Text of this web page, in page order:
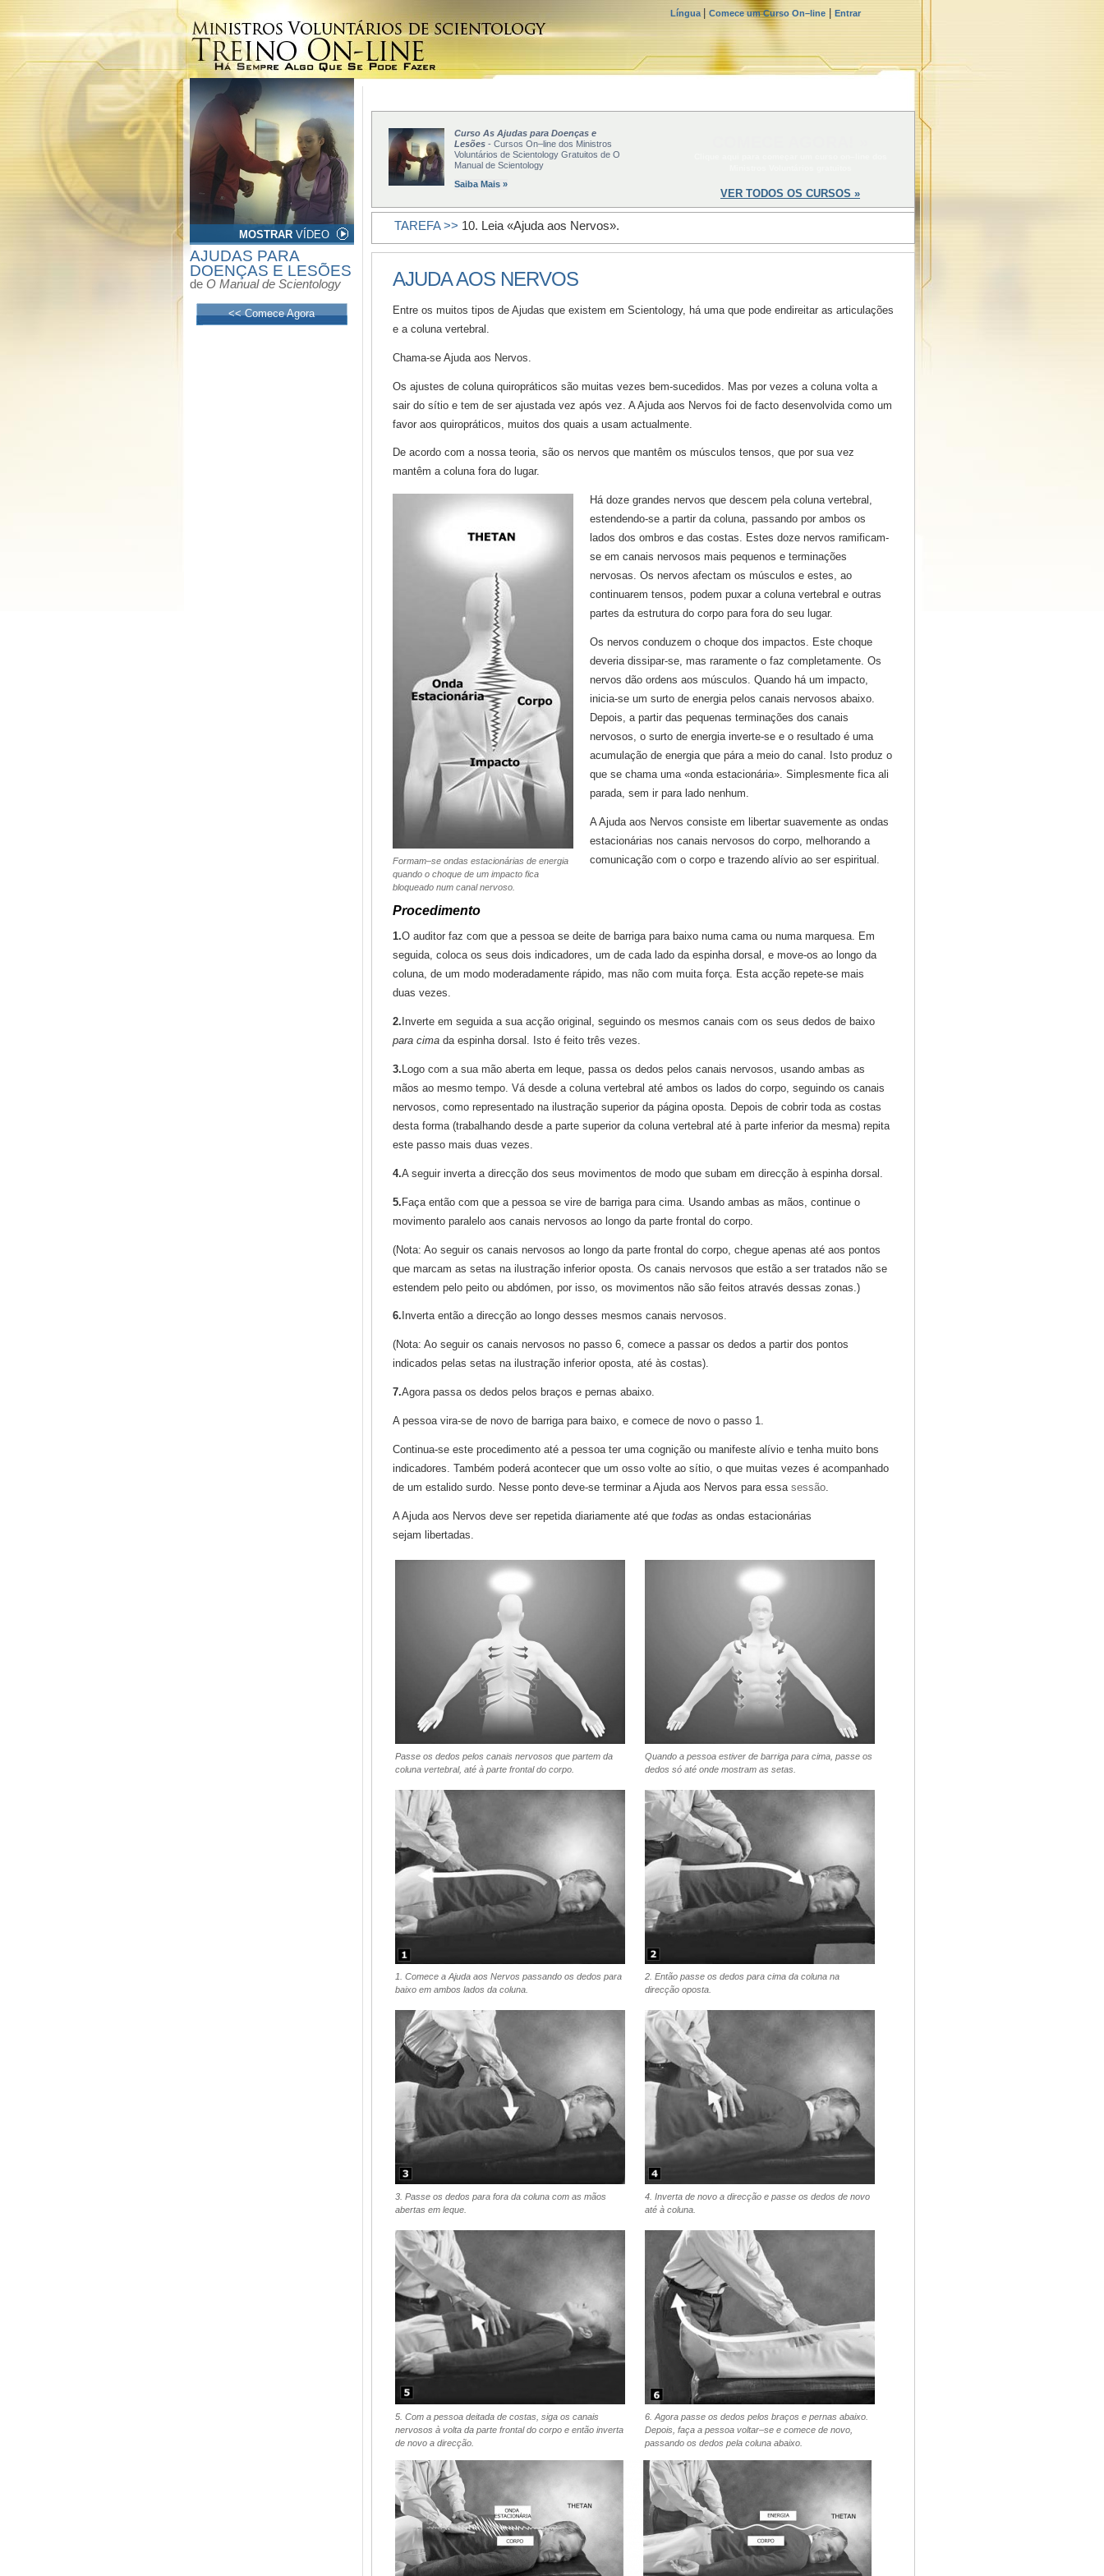
Língua Comece um Curso On–line Entrar
MOSTRARVÍDEO
AJUDAS PARA
DOENÇAS E LESÕES
de O Manual de Scientology
<< Comece Agora
Curso As Ajudas para Doenças e
Lesões- Cursos On–line dos Ministros
Voluntários de Scientology Gratuitos de O
Manual de Scientology
Saiba Mais »
VER TODOS OS CURSOS »
TAREFA >> 10. Leia «Ajuda aos Nervos».
AJUDA AOS NERVOS
Entre os muitos tipos de Ajudas que existem em Scientology, há uma que pode endireitar as articulações
e a coluna vertebral.
Chama-se Ajuda aos Nervos.
Os ajustes de coluna quiropráticos são muitas vezes bem-sucedidos. Mas por vezes a coluna volta a
sair do sítio e tem de ser ajustada vez após vez. A Ajuda aos Nervos foi de facto desenvolvida como um
favor aos quiropráticos, muitos dos quais a usam actualmente.
De acordo com a nossa teoria, são os nervos que mantêm os músculos tensos, que por sua vez
mantêm a coluna fora do lugar.
Formam–se ondas estacionárias de energia
quando o choque de um impacto fica
bloqueado num canal nervoso.
Há doze grandes nervos que descem pela coluna vertebral,
estendendo-se a partir da coluna, passando por ambos os
lados dos ombros e das costas. Estes doze nervos ramificam-
se em canais nervosos mais pequenos e terminações
nervosas. Os nervos afectam os músculos e estes, ao
continuarem tensos, podem puxar a coluna vertebral e outras
partes da estrutura do corpo para fora do seu lugar.
Os nervos conduzem o choque dos impactos. Este choque
deveria dissipar-se, mas raramente o faz completamente. Os
nervos dão ordens aos músculos. Quando há um impacto,
inicia-se um surto de energia pelos canais nervosos abaixo.
Depois, a partir das pequenas terminações dos canais
nervosos, o surto de energia inverte-se e o resultado é uma
acumulação de energia que pára a meio do canal. Isto produz o
que se chama uma «onda estacionária». Simplesmente fica ali
parada, sem ir para lado nenhum.
A Ajuda aos Nervos consiste em libertar suavemente as ondas
estacionárias nos canais nervosos do corpo, melhorando a
comunicação com o corpo e trazendo alívio ao ser espiritual.
Procedimento
1.O auditor faz com que a pessoa se deite de barriga para baixo numa cama ou numa marquesa. Em
seguida, coloca os seus dois indicadores, um de cada lado da espinha dorsal, e move-os ao longo da
coluna, de um modo moderadamente rápido, mas não com muita força. Esta acção repete-se mais
duas vezes.
2. Inverte em seguida a sua acção original, seguindo os mesmos canais com os seus dedos de baixo
para cimada espinha dorsal. Isto é feito três vezes.
3. Logo com a sua mão aberta em leque, passa os dedos pelos canais nervosos, usando ambas as
mãos ao mesmo tempo. Vá desde a coluna vertebral até ambos os lados do corpo, seguindo os canais
nervosos, como representado na ilustração superior da página oposta. Depois de cobrir toda as costas
desta forma (trabalhando desde a parte superior da coluna vertebral até à parte inferior da mesma) repita
este passo mais duas vezes.
4.A seguir inverta a direcção dos seus movimentos de modo que subam em direcção à espinha dorsal.
5.Faça então com que a pessoa se vire de barriga para cima. Usando ambas as mãos, continue o
movimento paralelo aos canais nervosos ao longo da parte frontal do corpo.
(Nota: Ao seguir os canais nervosos ao longo da parte frontal do corpo, chegue apenas até aos pontos
que marcam as setas na ilustração inferior oposta. Os canais nervosos que estão a ser tratados não se
estendem pelo peito ou abdómen, por isso, os movimentos não são feitos através dessas zonas.)
6. Inverta então a direcção ao longo desses mesmos canais nervosos.
(Nota: Ao seguir os canais nervosos no passo 6, comece a passar os dedos a partir dos pontos
indicados pelas setas na ilustração inferior oposta, até às costas).
7.Agora passa os dedos pelos braços e pernas abaixo.
A pessoa vira-se de novo de barriga para baixo, e comece de novo o passo 1.
Continua-se este procedimento até a pessoa ter uma cognição ou manifeste alívio e tenha muito bons
indicadores. Também poderá acontecer que um osso volte ao sítio, o que muitas vezes é acompanhado
de um estalido surdo. Nesse ponto deve-se terminar a Ajuda aos Nervos para essa sessão.
A Ajuda aos Nervos deve ser repetida diariamente até que todas as ondas estacionárias
sejam libertadas.
Passe os dedos pelos canais nervosos que partem da
coluna vertebral, até à parte frontal do corpo.
Quando a pessoa estiver de barriga para cima, passe os
dedos só até onde mostram as setas.
1. Comece a Ajuda aos Nervos passando os dedos para
baixo em ambos lados da coluna.
2. Então passe os dedos para cima da coluna na
direcção oposta.
3. Passe os dedos para fora da coluna com as mãos
abertas em leque.
4. Inverta de novo a direcção e passe os dedos de novo
até à coluna.
5. Com a pessoa deitada de costas, siga os canais
nervosos à volta da parte frontal do corpo e então inverta
de novo a direcção.
6. Agora passe os dedos pelos braços e pernas abaixo.
Depois, faça a pessoa voltar–se e comece de novo,
passando os dedos pela coluna abaixo.